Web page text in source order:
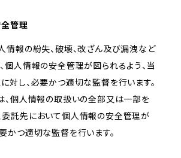
管理
情報の紛失、破壊、改ざん及び漏洩など
個人情報の安全管理が図られるよう、当
対し、必要かつ適切な監督を行います。
、個人情報の取扱いの全部又は一部を
委託先において個人情報の安全管理が
かつ適切な監督を行います。